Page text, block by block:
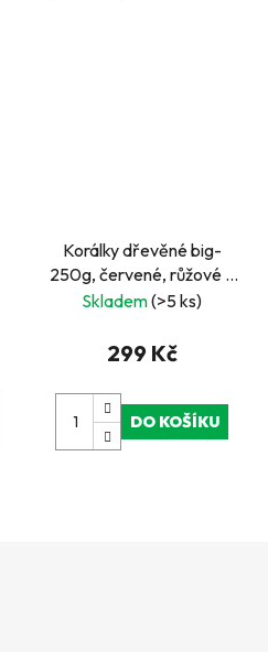
Korálky dřevěné big-
250g, červené, růžové a
fialové
Skladem(>5 ks)
299 Kč
DO KOŠÍKU